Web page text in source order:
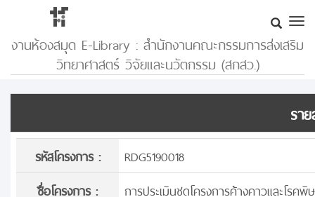
งานห้องสมุด E-Library : สำนักงานคณะกรรมการส่งเสริม
วิทยาศาสตร์ วิจัยและนวัตกรรม (สกสว.)
รา
รหัสโครงการ :
RDG5190018
ชื่อโครงการ :
การประเมินชุดโครงการค้างคาวและโรค